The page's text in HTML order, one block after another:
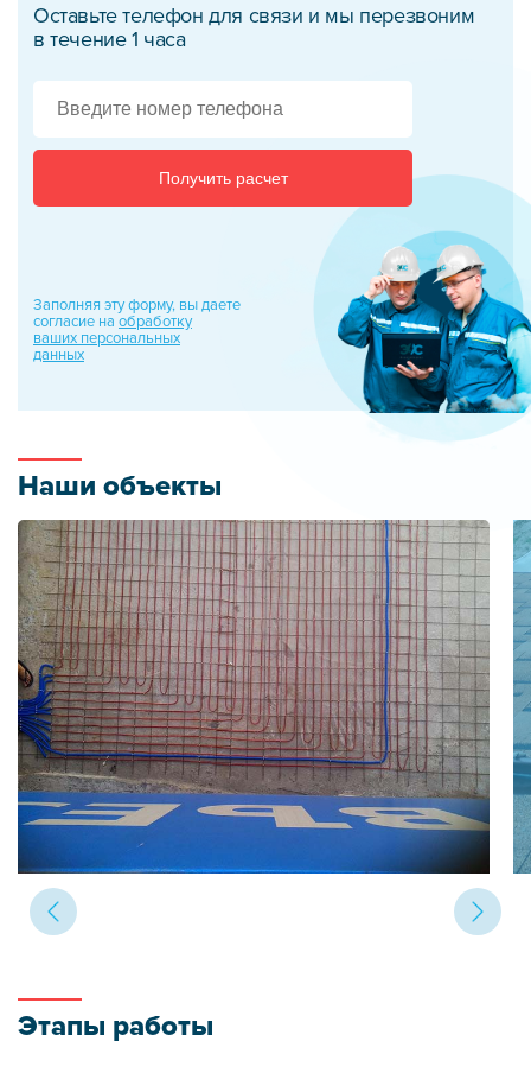
Оставьте телефон для связи и мы перезвоним
в течение 1 часа
Получить расчет
Заполняя эту форму, вы даете
согласие на обработку
ваших персональных
данных
Наши объекты
Этапы работы